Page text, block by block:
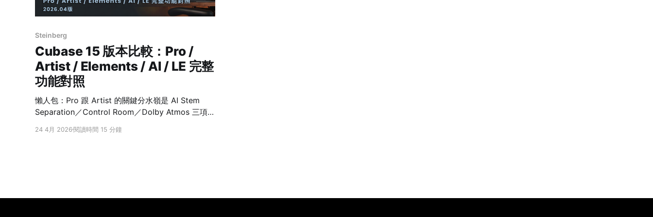
Steinberg
Cubase 15 版本比較：Pro /
Artist / Elements / AI / LE 完整
功能對照
懶人包：Pro 跟 Artist 的關鍵分水嶺是 AI Stem
Separation／Control Room／Dolby Atmos 三項；
分，Artist 就是「八折 Pro」。Elements 以下無
24 4月 2026閱讀時間 15 分鐘